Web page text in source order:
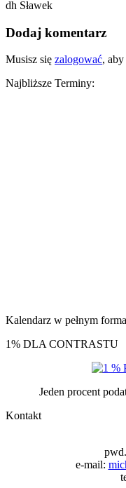
dh Sławek
Dodaj komentarz
Musisz się zalogować,
Najbliższe Terminy:
Kalendarz w pełnym
1% DLA CONTRASTU
Jeden procent
Kontakt
e-mail: